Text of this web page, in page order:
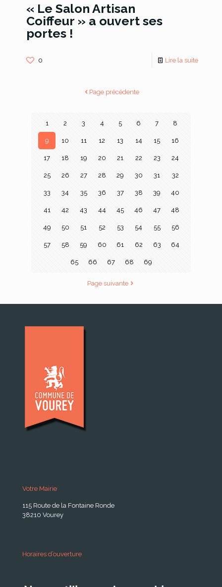
« Le Salon Artisan
Coiffeur » a ouvert ses
portes !
0 Lire la suite
Page précédente
1 2 3 4 5 6 7 8
9 10 11 12 13 14 15 16
17 18 19 20 21 22 23 24
25 26 27 28 29 30 31 32
33 34 35 36 37 38 39 40
41 42 43 44 45 46 47 48
49 50 51 52 53 54 55 56
57 58 59 60 61 62 63 64
65 66 67 68 69
Page suivante
Votre Mairie
115 Route de la Fontaine Ronde
38210 Vourey
Horaires d’ouverture